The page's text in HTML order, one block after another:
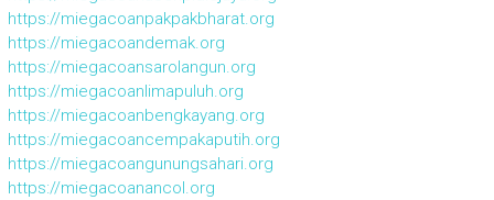
https://miegacoanpakpakbharat.org
https://miegacoandemak.org
https://miegacoansarolangun.org
https://miegacoanlimapuluh.org
https://miegacoanbengkayang.org
https://miegacoancempakaputih.org
https://miegacoangunungsahari.org
https://miegacoanancol.org